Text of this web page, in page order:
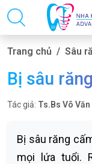
Trang chủ Sâu
Bị sâu
Tác giả: Ts.Bs Võ Văn
Bị sâu răng
mọi lứa tuổi.